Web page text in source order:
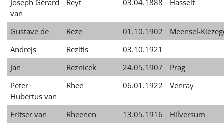
Joseph Gérard
van
Reyt 03.04.1888 Hasselt
Gustave de Reze 01.10.1902
Meensel-
Andrejs
Rezitis
03.10.1921
Jan
Reznicek 24.05.1907
Prag
Peter
Hubertus van
Rhee 06.01.1922 Venray
Fritser van Rheenen 13.05.1916
Hilversum